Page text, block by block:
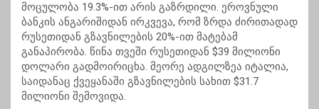
მოცულობა 19.3%-ით არის გაზრდილი. ეროვნული
ბანკის ანგარიშიდან ირკვევა, რომ ზრდა ძირითადად
რუსეთიდან გზავნილების 20%-ით მატებამ
განაპირობა. წინა თვეში რუსეთიდან $39 მილიონი
დოლარი გადმოირიცხა. მეორე ადგილზეა იტალია,
საიდანაც ქვეყანაში გზავნილების სახით $31.7
მილიონი შემოვიდა.